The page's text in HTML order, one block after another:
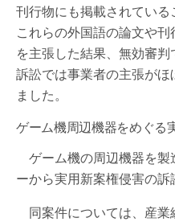
刊行物にも掲載されてい
これらの外国語の論文や
を主張した結果、無効審判
訴訟では事業者の主張が
ました。
ゲーム機周辺機器をめぐる
ゲーム機の周辺機器を製
ーから実用新案権侵害の訴
同案件については、産業